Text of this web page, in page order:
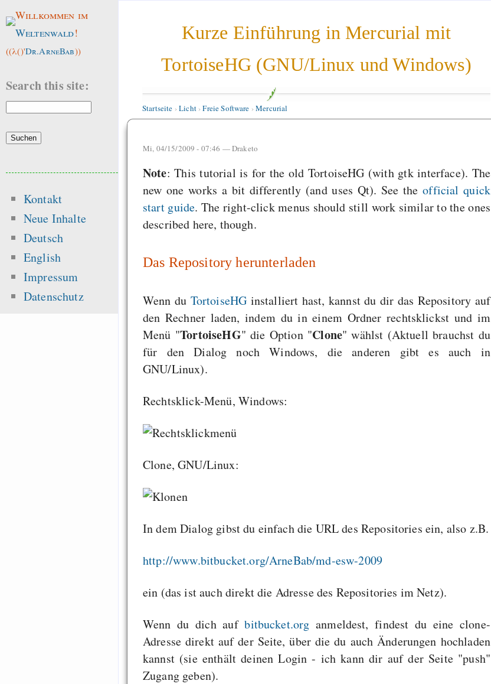
Kurze Einführung in Mercurial mit
TortoiseHG (GNU/Linux und Windows)
Startseite ›Licht›Freie Software ›Mercurial
Mi, 04/15/2009 - 07:46 —Draketo
Note: This tutorial is for the old TortoiseHG (with gtk interface). The
new one works a bit differently (and uses Qt). See theofficial quick
start guide. The right-click menus should still work similar to the ones
described here, though.
Das Repository herunterladen
Wenn du TortoiseHG installiert hast, kannst du dir das Repository auf
den Rechner laden, indem du in einem Ordner rechtsklickst und im
Menü "TortoiseHG" die Option "Clone" wählst (Aktuell brauchst du
für den Dialog noch Windows, die anderen gibt es auch in
GNU/Linux).
Rechtsklick-Menü, Windows:
Clone, GNU/Linux:
In dem Dialog gibst du einfach die URL des Repositories ein, also z.B.
http://www.bitbucket.org/ArneBab/md-esw-2009
ein (das ist auch direkt die Adresse des Repositories im Netz).
Wenn du dich aufbitbucket.org anmeldest, findest du eine clone-
Adresse direkt auf der Seite, über die du auch Änderungen hochladen
kannst (sie enthält deinen Login - ich kann dir auf der Seite "push"
Zugang geben).
Willkommen im
Weltenwald!
((λ()'Dr.ArneBab))
Search this site:
Kontakt
Neue Inhalte
Deutsch
English
Impressum
Datenschutz